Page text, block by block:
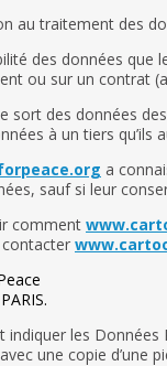
au traitement des
des données que
ou sur un contrat
sort des données
à un tiers qu’ils
a
sauf si leur
comment
indiquer les Données
une copie d’une